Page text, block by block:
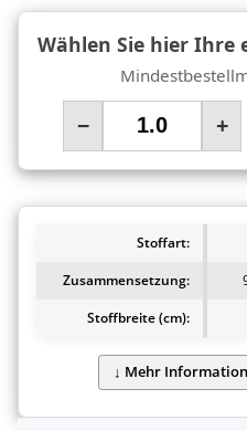
Wählen Sie hier Ihre
− +
Stoffart:
Zusammensetzung:
Stoffbreite (cm):